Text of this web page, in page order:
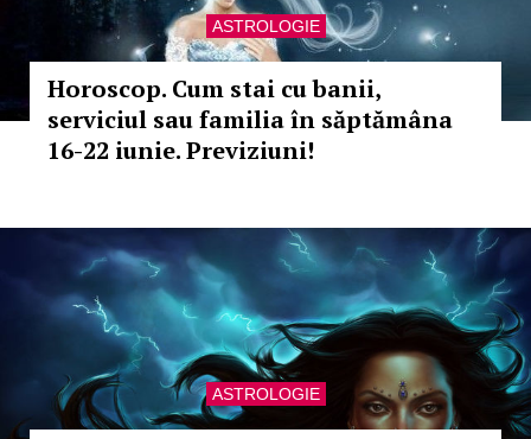
ASTROLOGIE
Horoscop. Cum stai cu banii,
serviciul sau familia în săptămâna
16-22 iunie. Previziuni!
ASTROLOGIE